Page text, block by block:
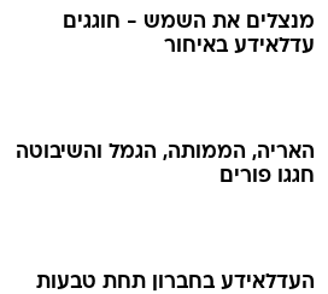
מנצלים את השמש - חוגגים
עדלאידע באיחור
האריה, הממותה, הגמל והשיבוטה
חגגו פורים
העדלאידע בחברון תחת טבעות